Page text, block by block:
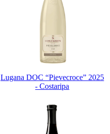
Lugana DOC “Pievecroce” 2025
- Costaripa